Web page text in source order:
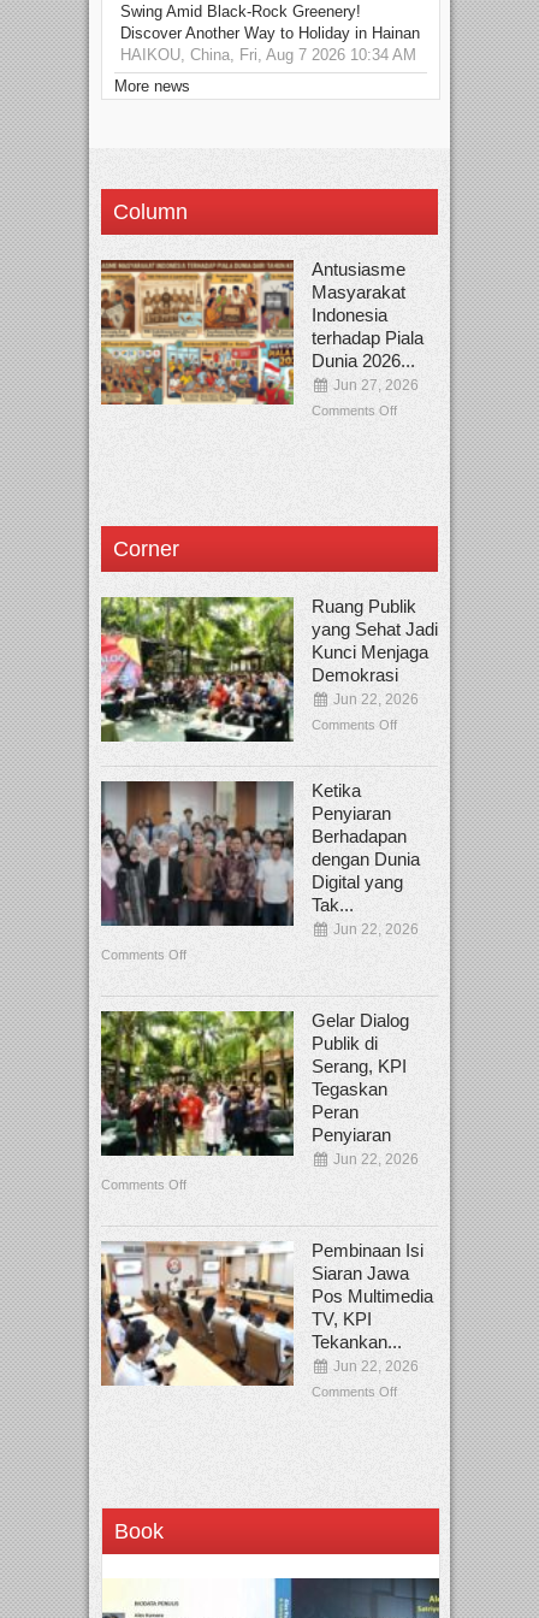
Swing Amid Black‑Rock Greenery!
Discover Another Way to Holiday in Hainan
HAIKOU, China, Fri, Aug 7 2026 10:34 AM
More news
Column
Antusiasme
Masyarakat
Indonesia
terhadap Piala
Dunia 2026...
Jun 27, 2026
Comments Off
Corner
Ruang Publik
yang Sehat Jadi
Kunci Menjaga
Demokrasi
Jun 22, 2026
Comments Off
Ketika
Penyiaran
Berhadapan
dengan Dunia
Digital yang
Tak...
Jun 22, 2026
Comments Off
Gelar Dialog
Publik di
Serang, KPI
Tegaskan
Peran
Penyiaran
Jun 22, 2026
Comments Off
Pembinaan Isi
Siaran Jawa
Pos Multimedia
TV, KPI
Tekankan...
Jun 22, 2026
Comments Off
Book